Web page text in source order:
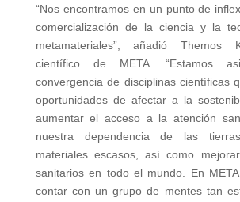
“Nos encontramos en un punto de
comercialización de la ciencia y la
metamateriales”, añadió Themos
científico de META. “Estamos
convergencia de disciplinas científicas
oportunidades de afectar a la
aumentar el acceso a la atención
nuestra dependencia de las
materiales escasos, así como
sanitarios en todo el mundo. En
contar con un grupo de mentes tan